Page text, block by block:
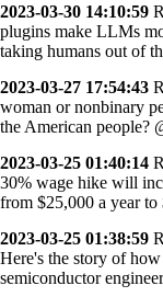
2023-03-30 14:10:59
plugins make LLMs
taking humans out of
2023-03-27 17:54:43
woman or nonbinary
the American
2023-03-25 01:40:14
30% wage hike will
from $25,000 a year
2023-03-25 01:38:59
Here's the story of
semiconductor